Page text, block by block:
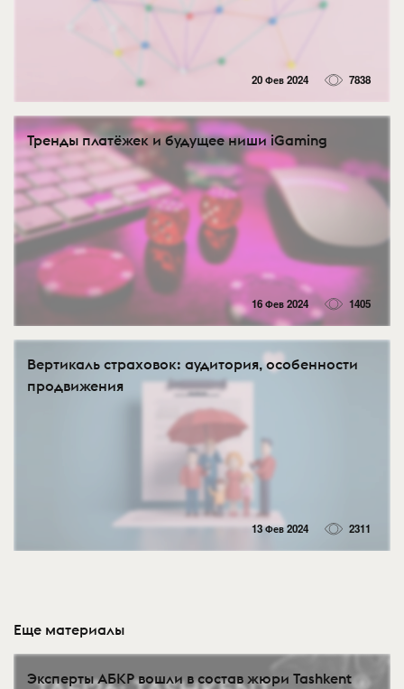
20 Фев 2024 7838
Тренды платёжек и будущее ниши iGaming
16 Фев 2024 1405
Вертикаль страховок: аудитория, особенности
продвижения
13 Фев 2024 2311
Еще материалы
Эксперты АБКР вошли в состав жюри Tashkent